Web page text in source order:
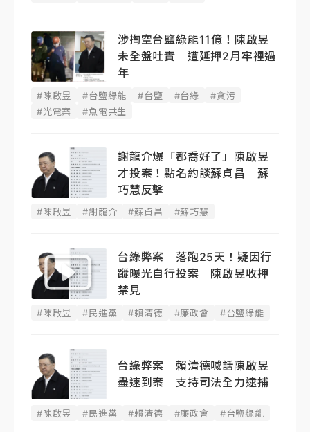
涉掏空台鹽綠能11億！陳啟昱
未全盤吐實 遭延押2月牢裡過
年
#陳啟昱 #台鹽綠能 #台鹽 #台綠
#貪污
#光電案
#魚電共生
謝龍介爆「都喬好了」陳啟昱
才投案！點名約談蘇貞昌 蘇
巧慧反擊
#陳啟昱 #謝龍介 #蘇貞昌 #蘇巧慧
台綠弊案｜落跑25天！疑因行
蹤曝光自行投案 陳啟昱收押
禁見
#陳啟昱 #民進黨 #賴清德 #廉政會 #台鹽綠能
台綠弊案｜賴清德喊話陳啟昱
盡速到案 支持司法全力逮捕
#陳啟昱 #民進黨 #賴清德 #廉政會 #台鹽綠能